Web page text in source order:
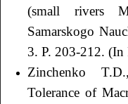
(small rivers
Samarskogo
3. P. 203-212. (In
Zinchenko
Tolerance of